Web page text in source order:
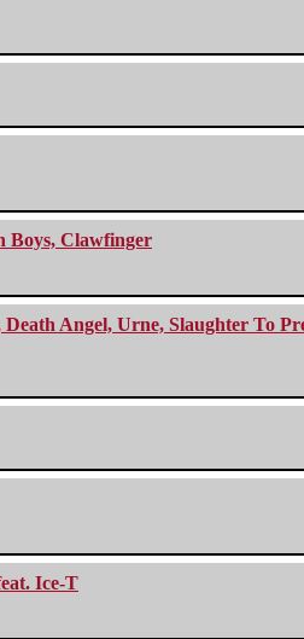
Boys, Clawfinger
Angel, Urne, Slaughter To
Ice-T